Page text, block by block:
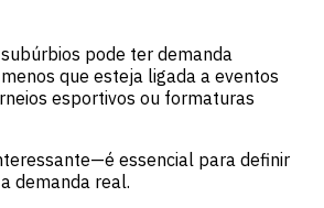
pode ter demanda
que esteja ligada a eventos
esportivos ou formaturas
essencial para definir
demanda real.